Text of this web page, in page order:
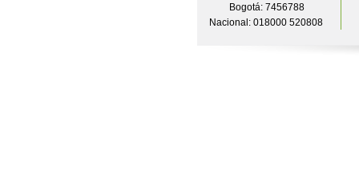
Bogotá: 7456788
Nacional: 018000 520808